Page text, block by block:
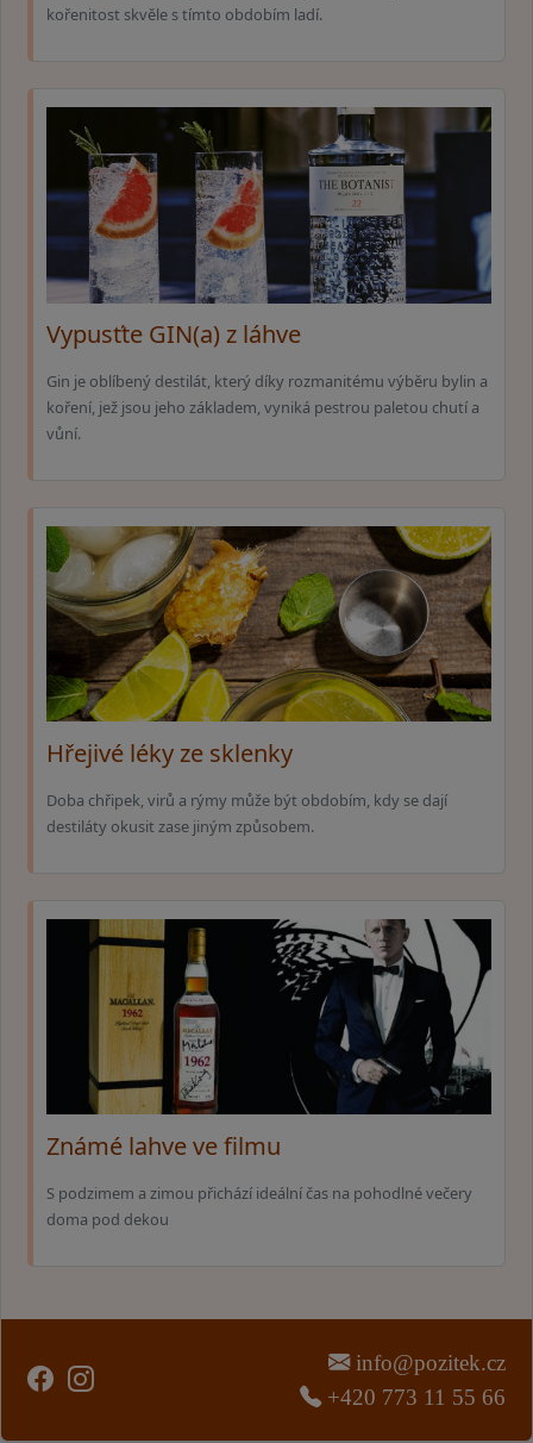
kořenitost skvěle s tímto obdobím ladí.
Vypusťte GIN(a) z láhve
Gin je oblíbený destilát, který díky rozmanitému výběru bylin a
koření, jež jsou jeho základem, vyniká pestrou paletou chutí a
vůní.
Hřejivé léky ze sklenky
Doba chřipek, virů a rýmy může být obdobím, kdy se dají
destiláty okusit zase jiným způsobem.
Známé lahve ve filmu
S podzimem a zimou přichází ideální čas na pohodlné večery
doma pod dekou
info@pozitek.cz
+420 773 11 55 66